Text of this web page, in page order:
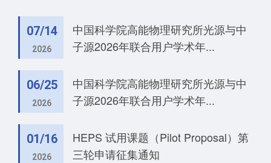
07/14
2026
中国科学院高能物理研究所光源与中
子源2026年联合用户学术年...
06/25
2026
中国科学院高能物理研究所光源与中
子源2026年联合用户学术年...
01/16
2026
HEPS 试用课题（Pilot Proposal）第
三轮申请征集通知